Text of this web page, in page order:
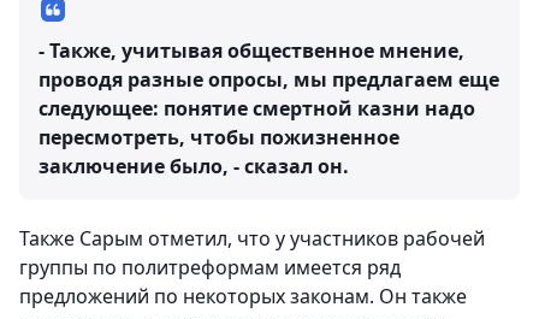
- Также, учитывая общественное мнение,
проводя разные опросы, мы предлагаем еще
следующее: понятие смертной казни надо
пересмотреть, чтобы пожизненное
заключение было, - сказал он.
Также Сарым отметил, что у участников рабочей
группы по политреформам имеется ряд
предложений по некоторых законам. Он также